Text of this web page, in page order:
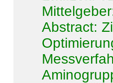
Abstract: